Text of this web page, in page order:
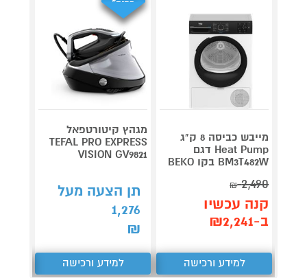
מייבש כביסה 8 ק"ג
Heat Pump דגם
BM3T482W בקו BEKO
2,490
₪
קנה עכשיו
ב-₪2,241
למידע ורכישה
מתנה*
מגהץ קיטורטפאל
TEFAL PRO EXPRESS
VISION GV9821
תן הצעה מעל
1,276
₪
למידע ורכישה